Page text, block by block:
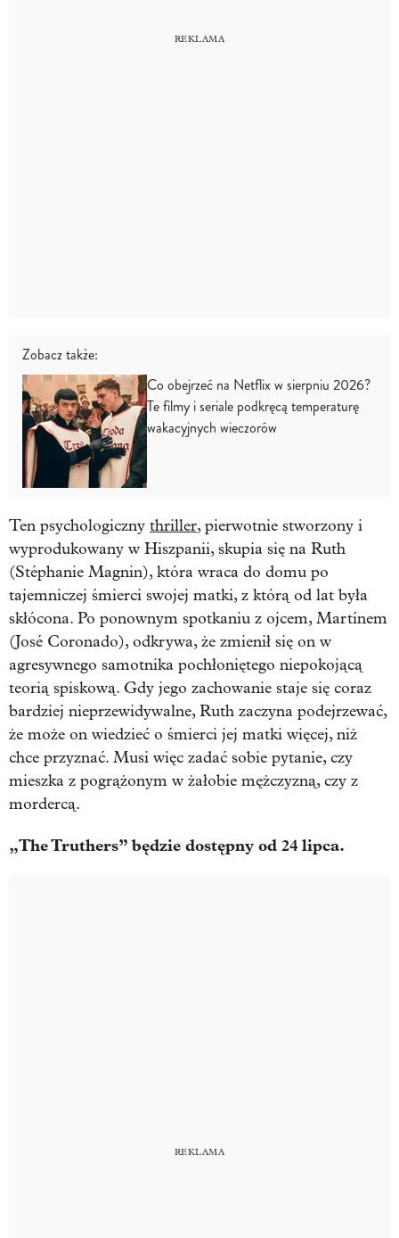
Zobacz także:
Co obejrzeć na Netflix w sierpniu 2026?
Te filmy i seriale podkręcą temperaturę
wakacyjnych wieczorów
Ten psychologiczny thriller, pierwotnie stworzony i
wyprodukowany w Hiszpanii, skupia się na Ruth
(Stéphanie Magnin), która wraca do domu po
tajemniczej śmierci swojej matki, z którą od lat była
skłócona. Po ponownym spotkaniu z ojcem, Martínem
(José Coronado), odkrywa, że zmienił się on w
agresywnego samotnika pochłoniętego niepokojącą
teorią spiskową. Gdy jego zachowanie staje się coraz
bardziej nieprzewidywalne, Ruth zaczyna podejrzewać,
że może on wiedzieć o śmierci jej matki więcej, niż
chce przyznać. Musi więc zadać sobie pytanie, czy
mieszka z pogrążonym w żałobie mężczyzną, czy z
mordercą.
„The Truthers” będzie dostępny od 24 lipca.